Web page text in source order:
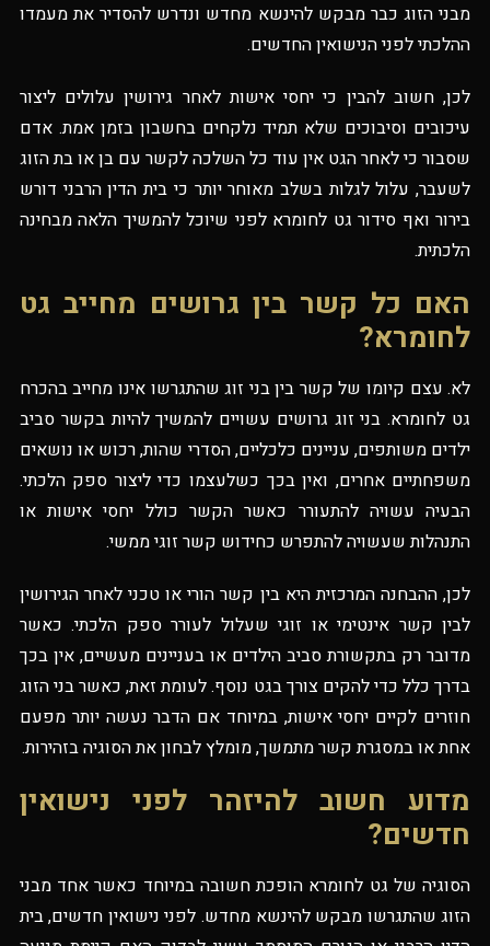
מבני הזוג כבר מבקש להינשא מחדש ונדרש להסדיר את מעמדו
ההלכתי לפני הנישואין החדשים.
לכן, חשוב להבין כי יחסי אישות לאחר גירושין עלולים ליצור
עיכובים וסיבוכים שלא תמיד נלקחים בחשבון בזמן אמת. אדם
שסבור כי לאחר הגט אין עוד כל השלכה לקשר עם בן או בת הזוג
לשעבר, עלול לגלות בשלב מאוחר יותר כי בית הדין הרבני דורש
בירור ואף סידור גט לחומרא לפני שיוכל להמשיך הלאה מבחינה
הלכתית.
האם כל קשר בין גרושים מחייב גט
לחומרא?
לא. עצם קיומו של קשר בין בני זוג שהתגרשו אינו מחייב בהכרח
גט לחומרא. בני זוג גרושים עשויים להמשיך להיות בקשר סביב
ילדים משותפים, עניינים כלכליים, הסדרי שהות, רכוש או נושאים
משפחתיים אחרים, ואין בכך כשלעצמו כדי ליצור ספק הלכתי.
הבעיה עשויה להתעורר כאשר הקשר כולל יחסי אישות או
התנהלות שעשויה להתפרש כחידוש קשר זוגי ממשי.
לכן, ההבחנה המרכזית היא בין קשר הורי או טכני לאחר הגירושין
לבין קשר אינטימי או זוגי שעלול לעורר ספק הלכתי. כאשר
מדובר רק בתקשורת סביב הילדים או בעניינים מעשיים, אין בכך
בדרך כלל כדי להקים צורך בגט נוסף. לעומת זאת, כאשר בני הזוג
חוזרים לקיים יחסי אישות, במיוחד אם הדבר נעשה יותר מפעם
אחת או במסגרת קשר מתמשך, מומלץ לבחון את הסוגיה בזהירות.
מדוע חשוב להיזהר לפני נישואין
חדשים?
הסוגיה של גט לחומרא הופכת חשובה במיוחד כאשר אחד מבני
הזוג שהתגרשו מבקש להינשא מחדש. לפני נישואין חדשים, בית